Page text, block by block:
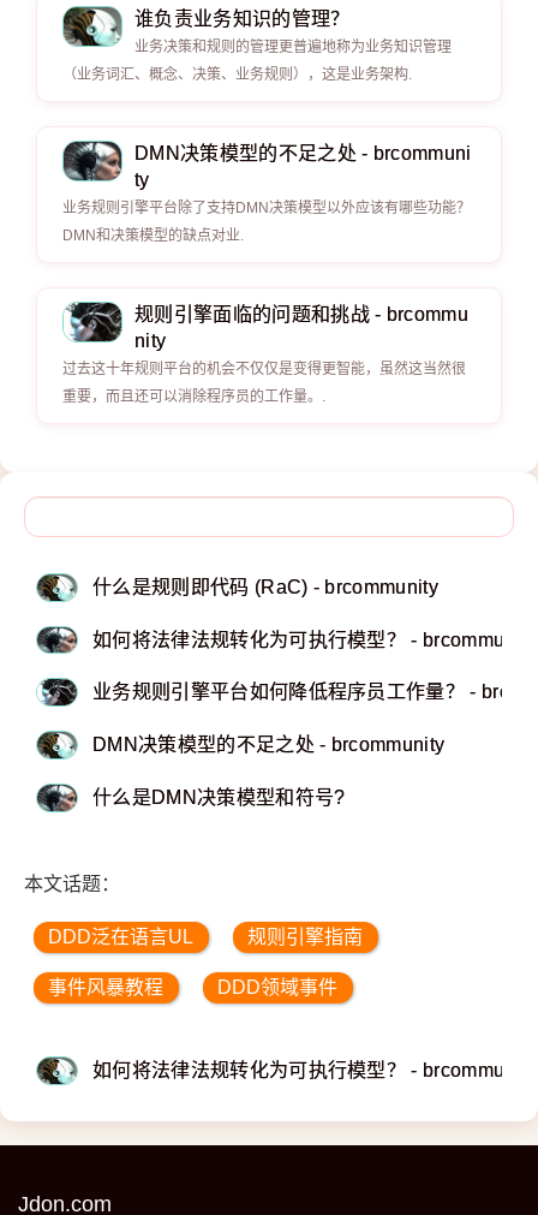
谁负责业务知识的管理？
业务决策和规则的管理更普遍地称为业务知识管理
（业务词汇、概念、决策、业务规则），这是业务架构.
DMN决策模型的不足之处 - brcommuni
ty
业务规则引擎平台除了支持DMN决策模型以外应该有哪些功能？
DMN和决策模型的缺点对业.
规则引擎面临的问题和挑战 - brcommu
nity
过去这十年规则平台的机会不仅仅是变得更智能，虽然这当然很
重要，而且还可以消除程序员的工作量。.
什么是规则即代码 (RaC) - brcommunity
如何将法律法规转化为可执行模型？ - brcommunity
业务规则引擎平台如何降低程序员工作量？ -
DMN决策模型的不足之处 - brcommunity
什么是DMN决策模型和符号?
本文话题：
DDD泛在语言UL 规则引擎指南
事件风暴教程 DDD领域事件
如何将法律法规转化为可执行模型？ - brcommunity
Jdon.com